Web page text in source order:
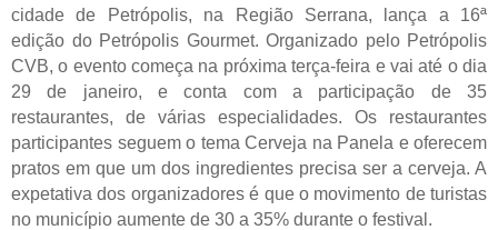
cidade de Petrópolis, na Região Serrana, lança a 16ª
edição do Petrópolis Gourmet. Organizado pelo Petrópolis
CVB, o evento começa na próxima terça-feira e vai até o dia
29 de janeiro, e conta com a participação de 35
restaurantes, de várias especialidades. Os restaurantes
participantes seguem o tema Cerveja na Panela e oferecem
pratos em que um dos ingredientes precisa ser a cerveja. A
expetativa dos organizadores é que o movimento de turistas
no município aumente de 30 a 35% durante o festival.